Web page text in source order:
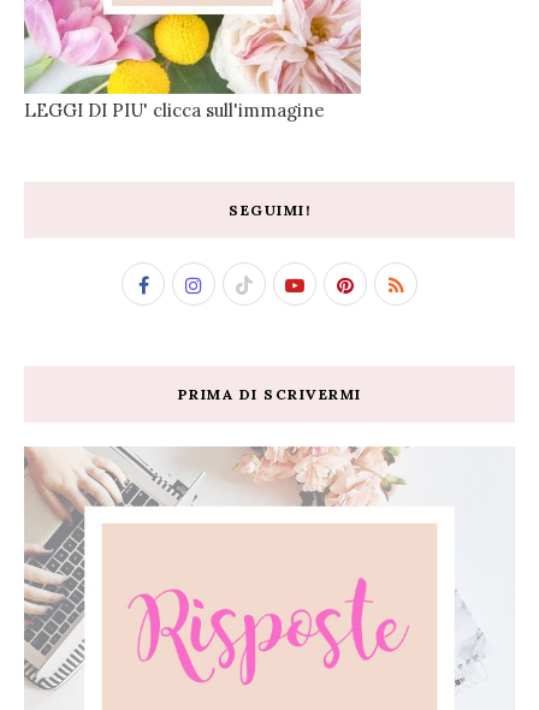
LEGGI DI PIU' clicca sull'immagine
SEGUIMI!
PRIMA DI SCRIVERMI